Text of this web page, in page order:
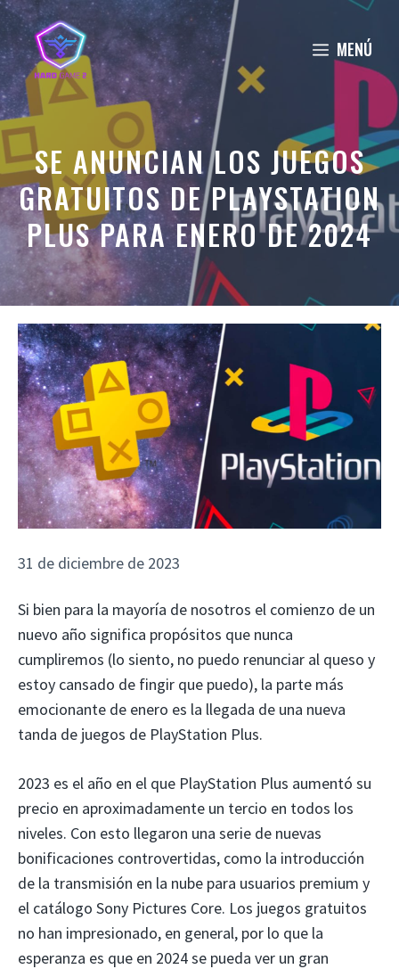
Saltar
al
contenido
MENÚ
SE ANUNCIAN LOS JUEGOS
GRATUITOS DE PLAYSTATION
PLUS PARA ENERO DE 2024
31 de diciembre de 2023
Si bien para la mayoría de nosotros el comienzo de un
nuevo año significa propósitos que nunca
cumpliremos (lo siento, no puedo renunciar al queso y
estoy cansado de fingir que puedo), la parte más
emocionante de enero es la llegada de una nueva
tanda de juegos de PlayStation Plus.
2023 es el año en el que PlayStation Plus aumentó su
precio en aproximadamente un tercio en todos los
niveles. Con esto llegaron una serie de nuevas
bonificaciones controvertidas, como la introducción
de la transmisión en la nube para usuarios premium y
el catálogo Sony Pictures Core. Los juegos gratuitos
no han impresionado, en general, por lo que la
esperanza es que en 2024 se pueda ver un gran